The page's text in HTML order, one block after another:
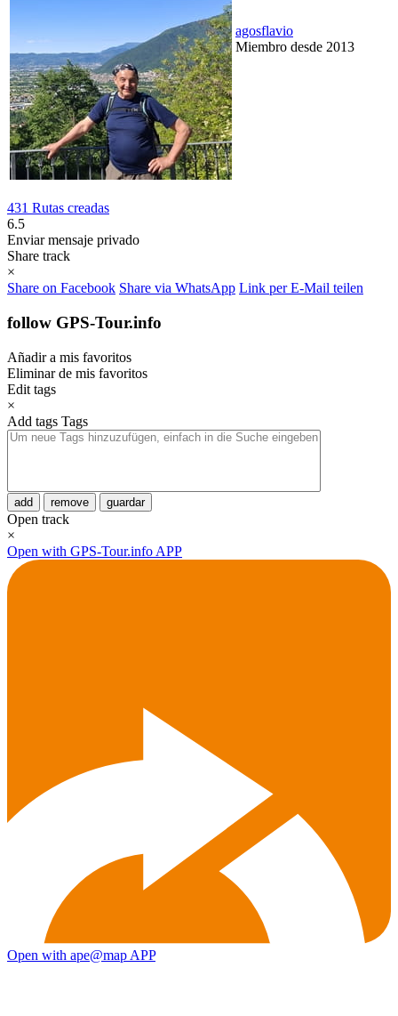
agosflavio
Miembro desde 2013
431 Rutas creadas
6.5
Enviar mensaje privado
Share track
×
Share on Facebook Share via WhatsApp Link per E-Mail teilen
follow GPS-Tour.info
Añadir a mis favoritos
Eliminar de mis favoritos
Edit tags
×
Add tags Tags
add remove guardar
Open track
×
Open with GPS-Tour.info APP
Open with ape@map APP